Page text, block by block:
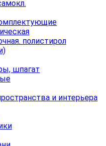
полистирол
шпагат
и интерьера